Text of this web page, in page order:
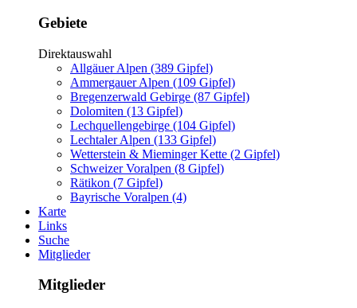
Gebiete
Direktauswahl
Allgäuer Alpen (389 Gipfel)
Ammergauer Alpen (109 Gipfel)
Bregenzerwald Gebirge (87 Gipfel)
Dolomiten (13 Gipfel)
Lechquellengebirge (104 Gipfel)
Lechtaler Alpen (133 Gipfel)
Wetterstein & Mieminger Kette (2 Gipfel)
Schweizer Voralpen (8 Gipfel)
Rätikon (7 Gipfel)
Bayrische Voralpen (4)
Karte
Links
Suche
Mitglieder
Mitglieder